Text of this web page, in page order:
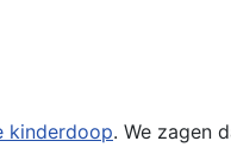
kinderdoop. We zagen